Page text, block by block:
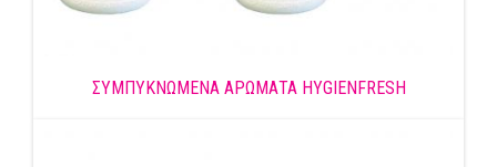
ΣΥΜΠΥΚΝΩΜΕΝΑ ΑΡΩΜΑΤΑ HYGIENFRESH